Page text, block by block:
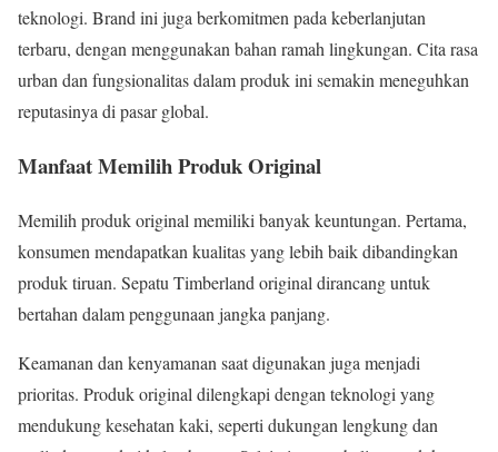
teknologi. Brand ini juga berkomitmen pada keberlanjutan
terbaru, dengan menggunakan bahan ramah lingkungan. Cita rasa
urban dan fungsionalitas dalam produk ini semakin meneguhkan
reputasinya di pasar global.
Manfaat Memilih Produk Original
Memilih produk original memiliki banyak keuntungan. Pertama,
konsumen mendapatkan kualitas yang lebih baik dibandingkan
produk tiruan. Sepatu Timberland original dirancang untuk
bertahan dalam penggunaan jangka panjang.
Keamanan dan kenyamanan saat digunakan juga menjadi
prioritas. Produk original dilengkapi dengan teknologi yang
mendukung kesehatan kaki, seperti dukungan lengkung dan